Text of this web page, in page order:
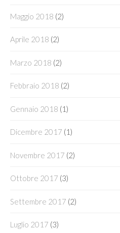
Maggio 2018 (2)
Aprile 2018 (2)
Marzo 2018 (2)
Febbraio 2018 (2)
Gennaio 2018 (1)
Dicembre 2017 (1)
Novembre 2017 (2)
Ottobre 2017 (3)
Settembre 2017 (2)
Luglio 2017 (3)